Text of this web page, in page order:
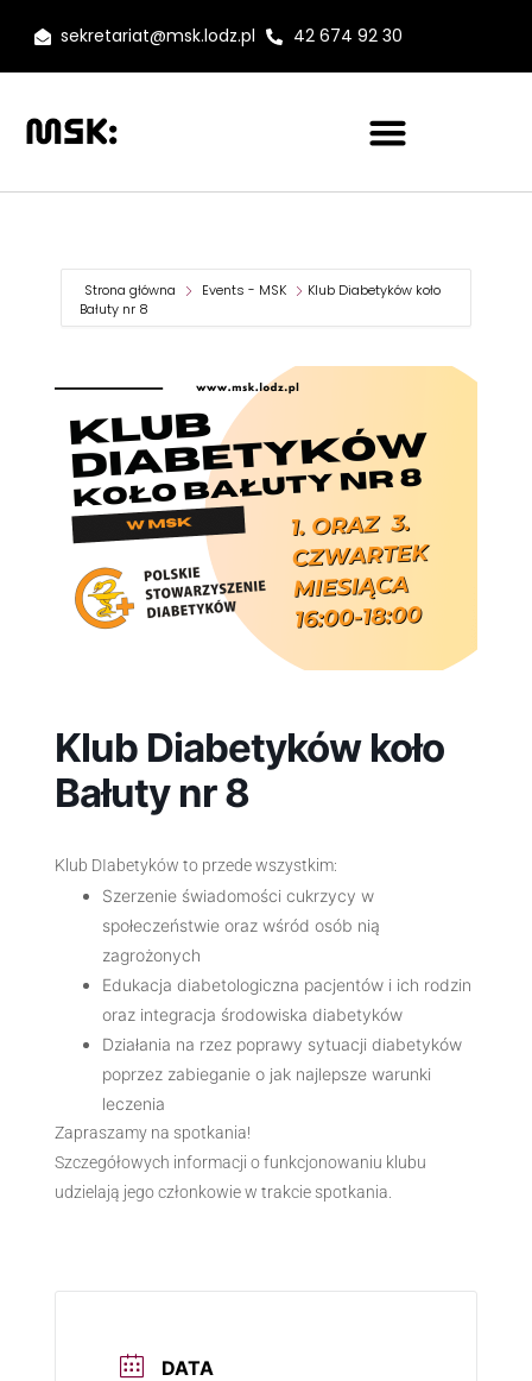
sekretariat@msk.lodz.pl 42 674 92 30
Strona główna Events - MSK
Klub Diabetyków koło
Bałuty nr 8
Klub Diabetyków koło
Bałuty nr 8
Klub DIabetyków to przede wszystkim:
Szerzenie świadomości cukrzycy w
społeczeństwie oraz wśród osób nią
zagrożonych
Edukacja diabetologiczna pacjentów i ich rodzin
oraz integracja środowiska diabetyków
Działania na rzez poprawy sytuacji diabetyków
poprzez zabieganie o jak najlepsze warunki
leczenia
Zapraszamy na spotkania!
Szczegółowych informacji o funkcjonowaniu klubu
udzielają jego członkowie w trakcie spotkania.
DATA